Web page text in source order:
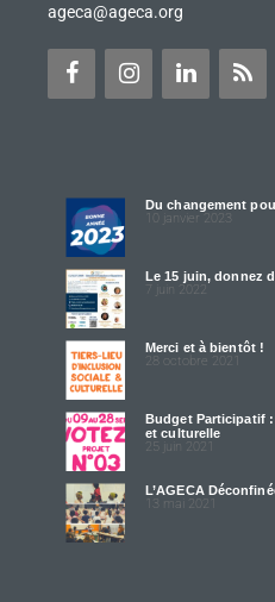
ageca@ageca.org
Du changement
10 janvier 2023
Le 15 juin, donnez
7 juin 2022
Merci et à bientôt !
28 octobre 2021
Budget Participatif
et culturelle
25 juin 2021
L’AGECA
13 mai 2021